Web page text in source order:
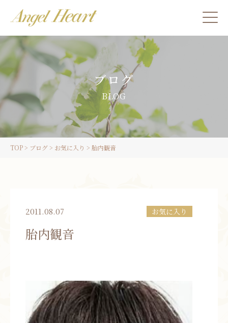
施術をご希望の方
カウンセリングをご希望の方へ
スクール受講生の方へ
ブログ
BLOG
TOP> ブログ> お気に入り > 胎内観音
2011.08.07 お気に入り
胎内観音